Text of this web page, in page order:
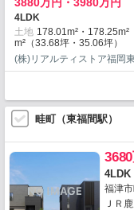
4LDK
土地 178.01m²・178.25m²
m²（33.68坪・35.06坪）
(株)リアルティストア福岡
畦町（東福間駅）
4LDK
福津
ＪＲ